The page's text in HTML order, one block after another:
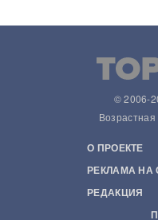
© 2006-
Возрастная
О ПРОЕКТЕ
РЕКЛАМА НА
РЕДАКЦИЯ